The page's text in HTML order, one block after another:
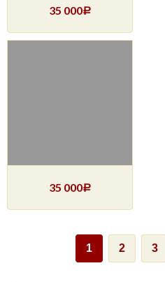
35 000Р
35 000Р
1 2 3